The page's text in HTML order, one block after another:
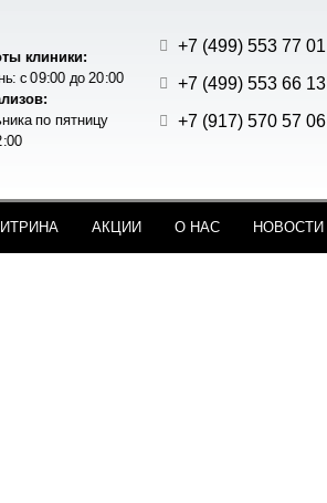
клиники:
с 09:00 до 20:00
по пятницу
+7 (499) 553 77 01
+7 (499) 553 66 13
+7 (917) 570 57 06
АКЦИИ О НАС НОВОСТИ